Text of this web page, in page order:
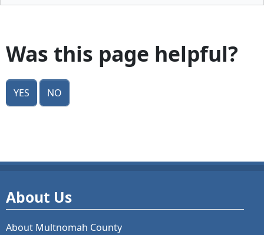
Was this page helpful?
Yes No
About Us
About Multnomah County